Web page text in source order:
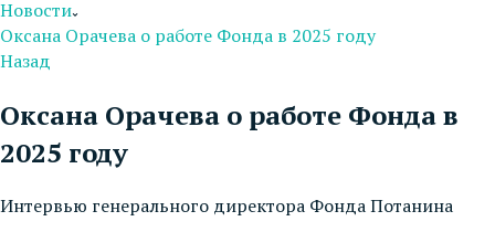
Новости
Оксана Орачева о работе Фонда в 2025 году
Назад
Оксана Орачева о работе Фонда в
2025 году
Интервью генерального директора Фонда Потанина